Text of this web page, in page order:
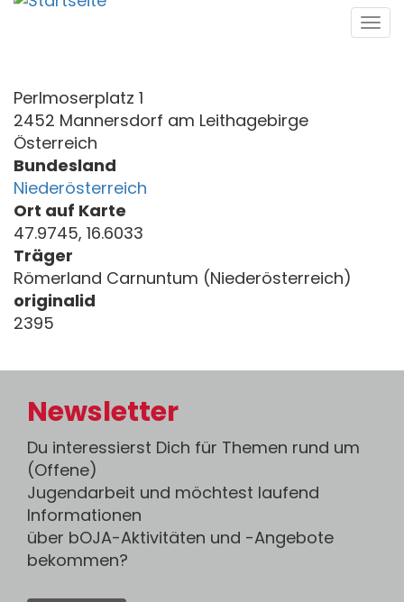
Direkt
Perlmoserplatz 1
2452 Mannersdorf am Leithagebirge
Österreich
Bundesland
Niederösterreich
Ort auf Karte
47.9745, 16.6033
Träger
Römerland Carnuntum (Niederösterreich)
originalid
2395
Newsletter
Du interessierst Dich für Themen rund um
(Offene)
Jugendarbeit und möchtest laufend
Informationen
über bOJA-Aktivitäten und -Angebote
bekommen?